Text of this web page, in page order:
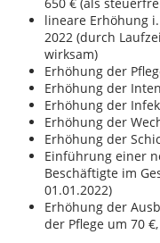
lineare Erhöhung
2022 (durch
wirksam)
Erhöhung der
Erhöhung der
Erhöhung der
Erhöhung der
Erhöhung der
Einführung einer
Beschäftigte im
01.01.2022)
Erhöhung der
der Pflege um 70